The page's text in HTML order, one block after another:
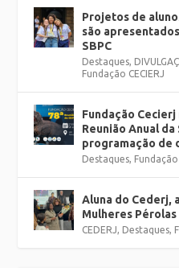
Projetos de
são
SBPC
Destaques,
Fundação CECIERJ
Fundação Cecierj
Reunião Anual da
programação de
Destaques, Fundação
Aluna do Cederj,
Mulheres
CEDERJ, Destaques,